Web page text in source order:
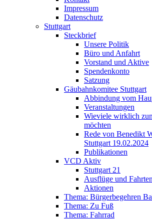
Impressum
Datenschutz
Stuttgart
Steckbrief
Unsere Politik
Büro und Anfahrt
Vorstand und Aktive
Spendenkonto
Satzung
Gäubahnkomitee Stuttgart
Abbindung vom
Veranstaltungen
Wieviele wirklich
möchten
Rede von Benedikt
Stuttgart 19.02.2024
Publikationen
VCD Aktiv
Stuttgart 21
Ausflüge und Fahrten
Aktionen
Thema: Bürgerbegehren
Thema: Zu Fuß
Thema: Fahrrad